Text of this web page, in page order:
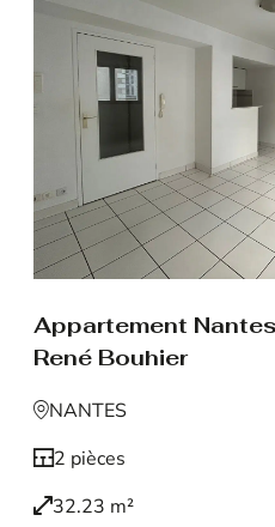
Appartement
René Bouhier
NANTES
2 pièces
32.23 m²